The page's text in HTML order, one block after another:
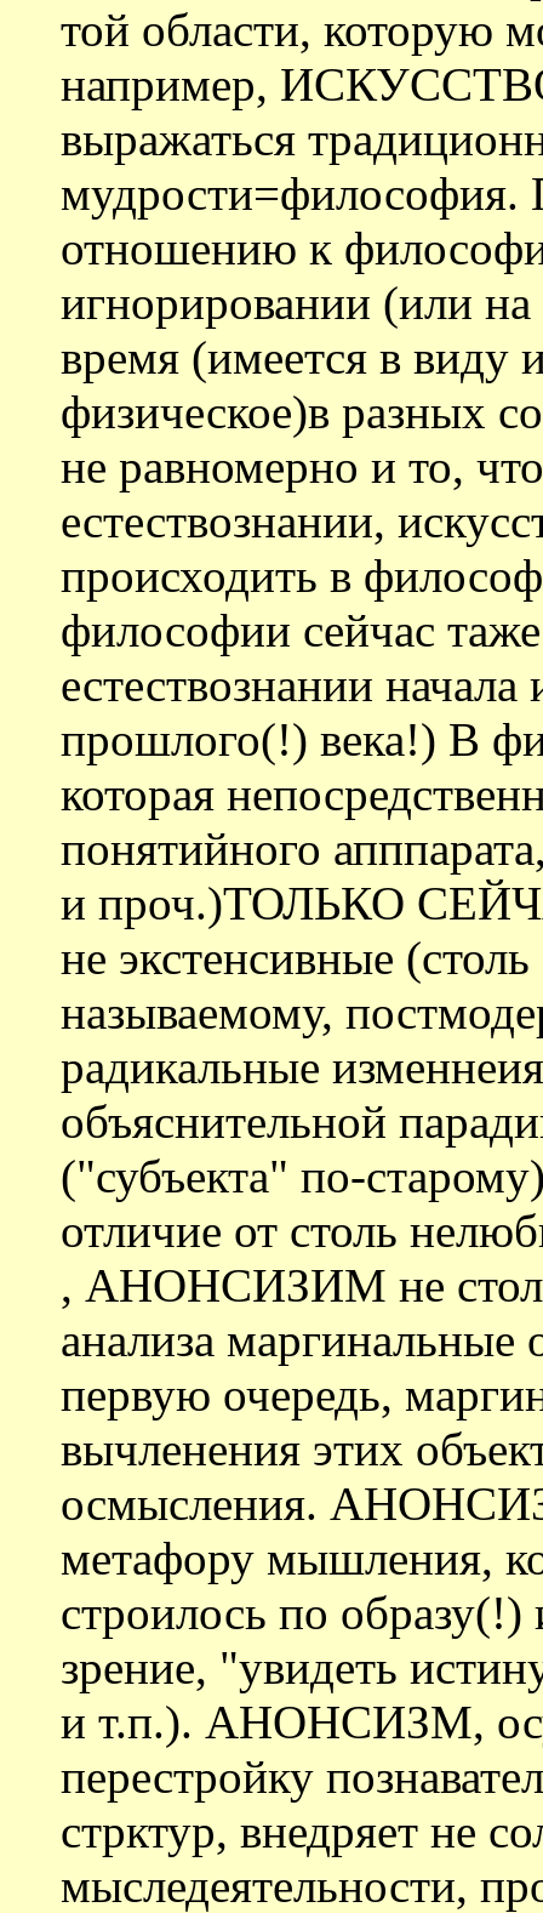
той области, которую
например,
выражаться
мудрости=философия.
отношению к
игнорировании (или на
время (имеется в виду
физическое)в разных
не равномерно и то,
естествознании,
происходить в
философии сейчас
естествознании начала
прошлого(!) века!) В
которая
понятийного
и проч.)ТОЛЬКО
не экстенсивные
называемому,
радикальные
объяснительной
("субъекта" по-
отличие от столь
, АНОНСИЗИМ не
анализа
первую очередь,
вычленения этих
осмысления.
метафору мышления,
строилось по
зрение, "увидеть
и т.п.). АНОНСИЗМ,
перестройку
стрктур, внедряет не
мыследеятельности,